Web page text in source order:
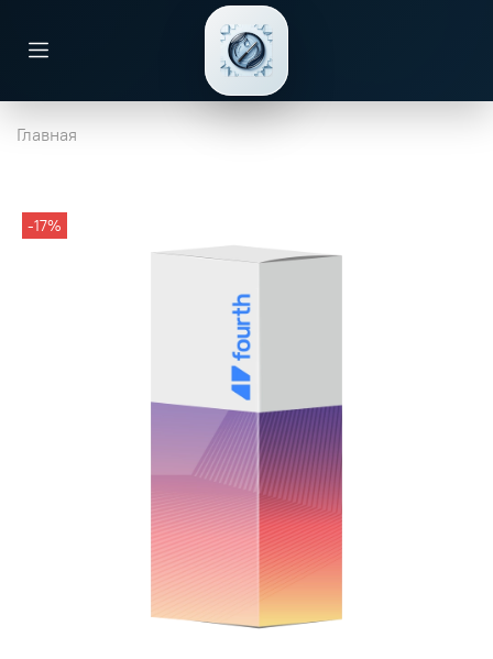
Главная
-17%